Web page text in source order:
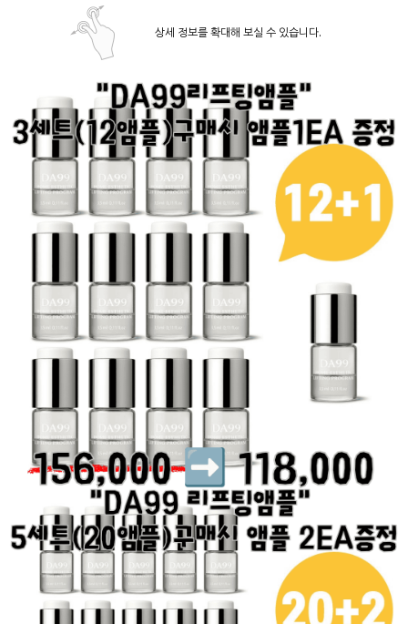
상세 정보를 확대해 보실 수 있습니다.